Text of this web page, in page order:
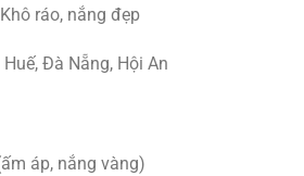
ráo, nắng đẹp
Đà Nẵng, Hội An
áp, nắng vàng)